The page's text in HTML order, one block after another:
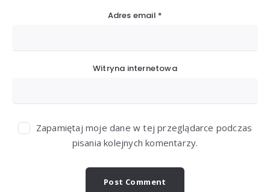
Adres email *
Witryna internetowa
Zapamiętaj moje dane w tej przeglądarce podczas
pisania kolejnych komentarzy.